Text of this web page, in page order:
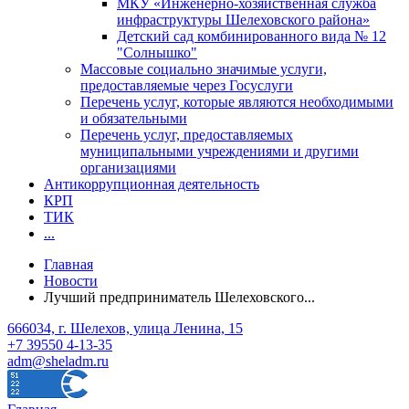
инфраструктуры Шелеховского района»
Детский сад комбинированного вида № 12
"Солнышко"
Массовые социально значимые услуги,
предоставляемые через Госуслуги
Перечень услуг, которые являются необходимыми
и обязательными
Перечень услуг, предоставляемых
муниципальными учреждениями и другими
организациями
Антикоррупционная деятельность
КРП
ТИК
...
Главная
Новости
Лучший предприниматель Шелеховского...
666034, г. Шелехов, улица Ленина, 15
+7 39550 4-13-35
adm@sheladm.ru